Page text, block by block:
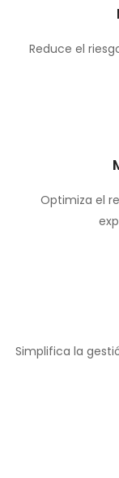
Reduce el
Optimiza el
Simplifica la